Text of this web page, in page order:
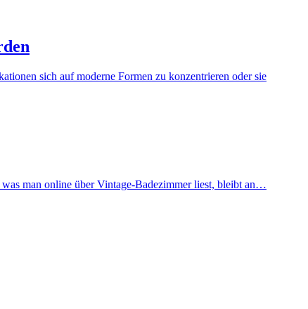
sich auf moderne Formen zu konzentrieren oder sie
man online über Vintage-Badezimmer liest, bleibt an…